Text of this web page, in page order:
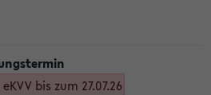
bis zum 27.07.26